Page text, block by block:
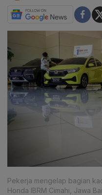
Pekerja mengelap bagian
Honda IBRM Cimahi, Jawa